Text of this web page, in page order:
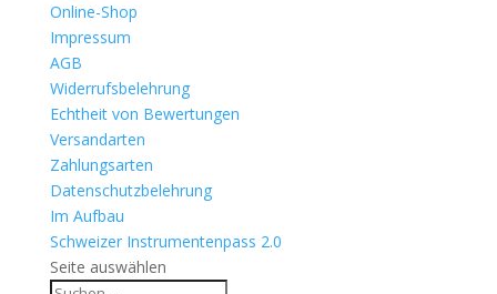
Online-Shop
Impressum
AGB
Widerrufsbelehrung
Echtheit von Bewertungen
Versandarten
Zahlungsarten
Datenschutzbelehrung
Im Aufbau
Schweizer Instrumentenpass 2.0
Seite auswählen